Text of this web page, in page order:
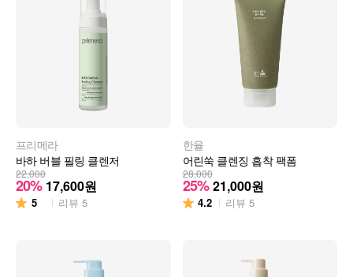
프리메라
바하 버블 필링 클렌저
22,000
20% 17,600원
5 리뷰 5
한율
어린쑥 클렌징 흡착 팩폼
28,000
25% 21,000원
4.2 리뷰 5